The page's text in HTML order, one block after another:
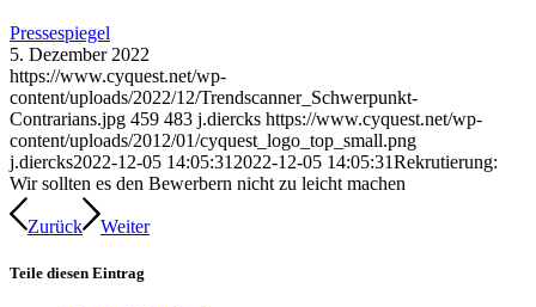
Pressespiegel
5. Dezember 2022
https://www.cyquest.net/wp-
content/uploads/2022/12/Trendscanner_Schwerpunkt-
Contrarians.jpg 459 483 j.diercks https://www.cyquest.net/wp-
content/uploads/2012/01/cyquest_logo_top_small.png
j.diercks2022-12-05 14:05:31 2022-12-05 14:05:31Rekrutierung:
Wir sollten es den Bewerbern nicht zu leicht machen
Zurück Weiter
Teile diesen Eintrag